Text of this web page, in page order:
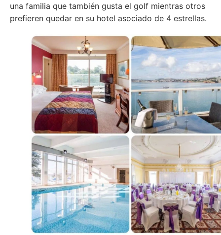
una familia que también gusta el golf mientras otros
prefieren quedar en su hotel asociado de 4 estrellas.